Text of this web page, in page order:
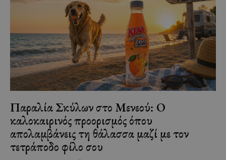
Παραλία Σκύλων στο Μενεού: Ο
καλοκαιρινός προορισμός όπου
απολαμβάνεις τη θάλασσα μαζί με τον
τετράποδο φίλο σου